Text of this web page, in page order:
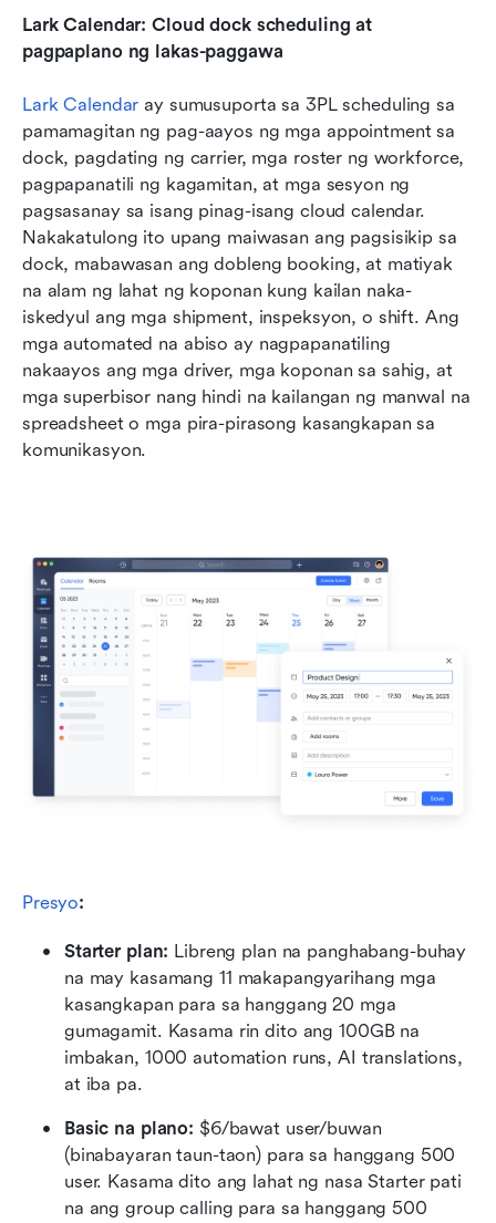
Lark Calendar: Cloud dock scheduling at
pagpaplano ng lakas-paggawa
Lark Calendar ay sumusuporta sa 3PL scheduling sa
pamamagitan ng pag-aayos ng mga appointment sa
dock, pagdating ng carrier, mga roster ng workforce,
pagpapanatili ng kagamitan, at mga sesyon ng
pagsasanay sa isang pinag-isang cloud calendar.
Nakakatulong ito upang maiwasan ang pagsisikip sa
dock, mabawasan ang dobleng booking, at matiyak
na alam ng lahat ng koponan kung kailan naka-
iskedyul ang mga shipment, inspeksyon, o shift. Ang
mga automated na abiso ay nagpapanatiling
nakaayos ang mga driver, mga koponan sa sahig, at
mga superbisor nang hindi na kailangan ng manwal na
spreadsheet o mga pira-pirasong kasangkapan sa
komunikasyon.
Presyo:
Starter plan: Libreng plan na panghabang-buhay
na may kasamang 11 makapangyarihang mga
kasangkapan para sa hanggang 20 mga
gumagamit. Kasama rin dito ang 100GB na
imbakan, 1000 automation runs, AI translations,
at iba pa.
Basic na plano: $6/bawat user/buwan
(binabayaran taun-taon) para sa hanggang 500
user. Kasama dito ang lahat ng nasa Starter pati
na ang group calling para sa hanggang 500